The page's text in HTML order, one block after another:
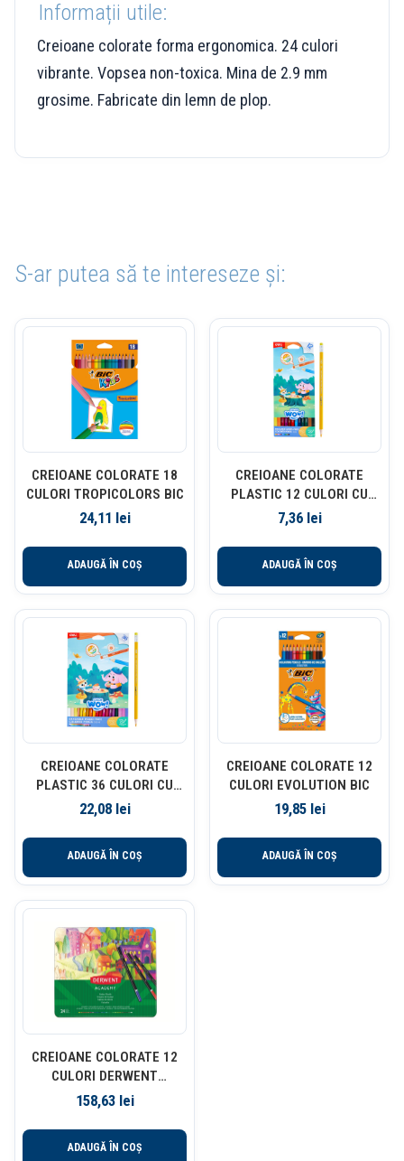
Informații utile:
Creioane colorate forma ergonomica. 24 culori
vibrante. Vopsea non-toxica. Mina de 2.9 mm
grosime. Fabricate din lemn de plop.
S-ar putea să te intereseze și:
CREIOANE COLORATE 18
CULORI TROPICOLORS BIC
24,11 lei
ADAUGĂ ÎN COȘ
CREIOANE COLORATE
PLASTIC 12 CULORI CU
GUMA DELI
7,36 lei
ADAUGĂ ÎN COȘ
CREIOANE COLORATE
PLASTIC 36 CULORI CU
GUMA DELI
22,08 lei
ADAUGĂ ÎN COȘ
CREIOANE COLORATE 12
CULORI EVOLUTION BIC
19,85 lei
ADAUGĂ ÎN COȘ
CREIOANE COLORATE 12
CULORI DERWENT
ACADEMY
158,63 lei
ADAUGĂ ÎN COȘ